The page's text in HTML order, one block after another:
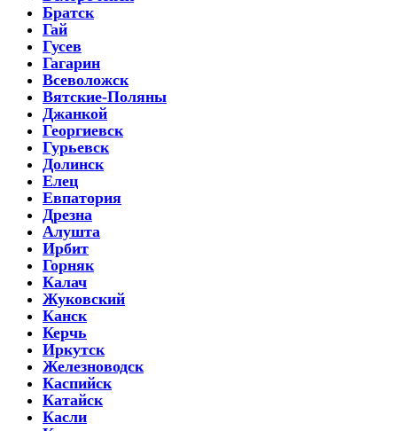
Братск
Гай
Гусев
Гагарин
Всеволожск
Вятские-Поляны
Джанкой
Георгиевск
Гурьевск
Долинск
Елец
Евпатория
Дрезна
Алушта
Ирбит
Горняк
Калач
Жуковский
Канск
Керчь
Иркутск
Железноводск
Каспийск
Катайск
Касли